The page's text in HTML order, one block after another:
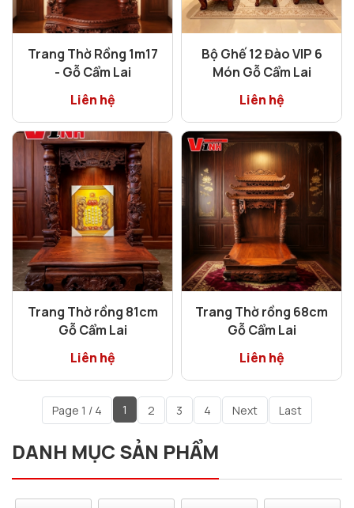
Trang Thờ Rồng 1m17
- Gỗ Cẩm Lai
Liên hệ
Bộ Ghế 12 Đào VIP 6
Món Gỗ Cẩm Lai
Liên hệ
Trang Thờ rồng 81cm
Gỗ Cẩm Lai
Liên hệ
Trang Thờ rồng 68cm
Gỗ Cẩm Lai
Liên hệ
Page 1 / 4 1 2 3 4 Next Last
DANH MỤC SẢN PHẨM